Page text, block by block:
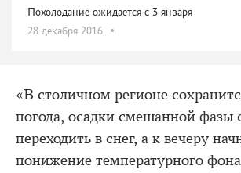
Похолодание ожидается с 3 января
28 декабря 2016
«В столичном регионе
погода, осадки смешанной фазы
переходить в снег, а к вечеру
понижение температурного